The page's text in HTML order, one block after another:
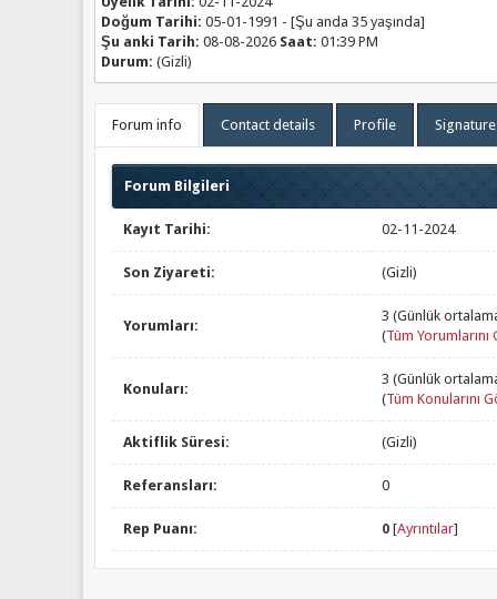
Doğum Tarihi: 05-01-1991 - [Şu anda 35 yaşında]
Şu anki Tarih: 08-08-2026 Saat: 01:39 PM
Durum: (Gizli)
Forum info Contact details Profile Signature
Forum Bilgileri
Kayıt Tarihi: 02-11-2024
Son Ziyareti: (Gizli)
Yorumları:
3 (Günlük
(Tüm Yorumlarını
Konuları:
3 (Günlük
(Tüm Konularını
Aktiflik Süresi: (Gizli)
Referansları: 0
Rep Puanı: 0 [Ayrıntılar]